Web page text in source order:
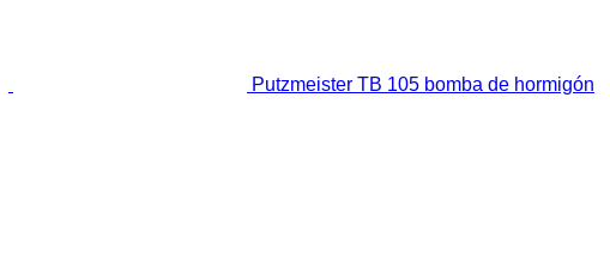
Putzmeister TB 105 bomba de hormigón